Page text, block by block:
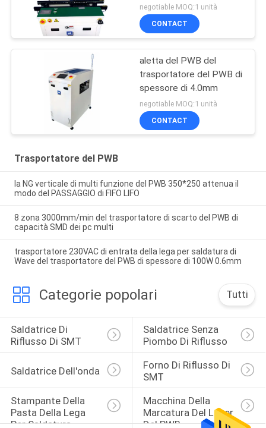
negotiable MOQ:1 unità
CONTACT
aletta del PWB del
trasportatore del PWB di
spessore di 4.0mm
negotiable MOQ:1 unità
CONTACT
Trasportatore del PWB
la NG verticale di multi funzione del PWB 350*250 attenua il
modo del PASSAGGIO di FIFO LIFO
8 zona 3000mm/min del trasportatore di scarto del PWB di
capacità SMD dei pc multi
trasportatore 230VAC di entrata della lega per saldatura di
Wave del trasportatore del PWB di spessore di 100W 0.6mm
Categorie popolari Tutti
Saldatrice Di
Riflusso Di SMT
Saldatrice Senza
Piombo Di Riflusso
Saldatrice Dell'onda
Forno Di Riflusso Di
SMT
Stampante Della
Pasta Della Lega
Per Saldatura
Macchina Della
Marcatura Del Laser
Del PWB